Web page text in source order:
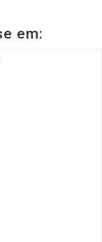
em: